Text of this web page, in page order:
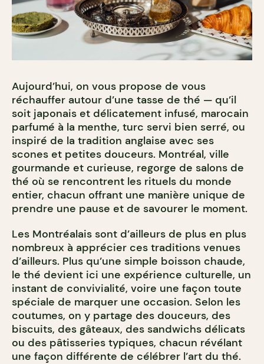
Aujourd’hui, on vous propose de vous
réchauffer autour d’une tasse de thé — qu’il
soit japonais et délicatement infusé, marocain
parfumé à la menthe, turc servi bien serré, ou
inspiré de la tradition anglaise avec ses
scones et petites douceurs. Montréal, ville
gourmande et curieuse, regorge de salons de
thé où se rencontrent les rituels du monde
entier, chacun offrant une manière unique de
prendre une pause et de savourer le moment.
Les Montréalais sont d’ailleurs de plus en plus
nombreux à apprécier ces traditions venues
d’ailleurs. Plus qu’une simple boisson chaude,
le thé devient ici une expérience culturelle, un
instant de convivialité, voire une façon toute
spéciale de marquer une occasion. Selon les
coutumes, on y partage des douceurs, des
biscuits, des gâteaux, des sandwichs délicats
ou des pâtisseries typiques, chacun révélant
une façon différente de célébrer l’art du thé.